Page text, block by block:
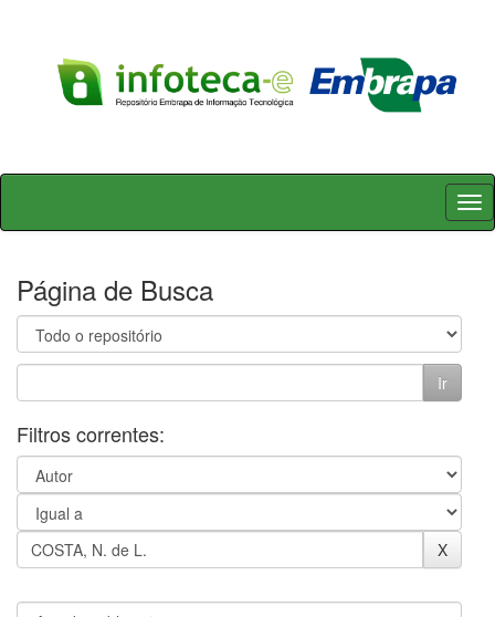
Skip
Página de Busca
Filtros correntes: